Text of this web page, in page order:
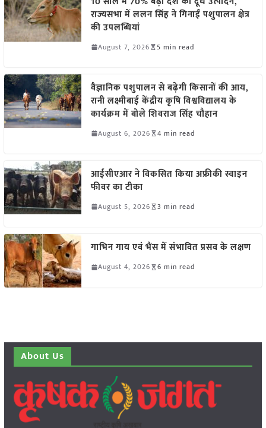
राज्यसभा में ललन सिंह ने गिनाईं पशुपालन क्षेत्र
की उपलब्धियां
August 7, 2026 5 min read
वैज्ञानिक पशुपालन से बढ़ेगी किसानों की आय,
रानी लक्ष्मीबाई केंद्रीय कृषि विश्वविद्यालय के
कार्यक्रम में बोले शिवराज सिंह चौहान
August 6, 2026 4 min read
आईसीएआर ने विकसित किया अफ्रीकी स्वाइन
फीवर का टीका
August 5, 2026 3 min read
गाभिन गाय एवं भैंस में संभावित प्रसव के लक्षण
August 4, 2026 6 min read
About Us